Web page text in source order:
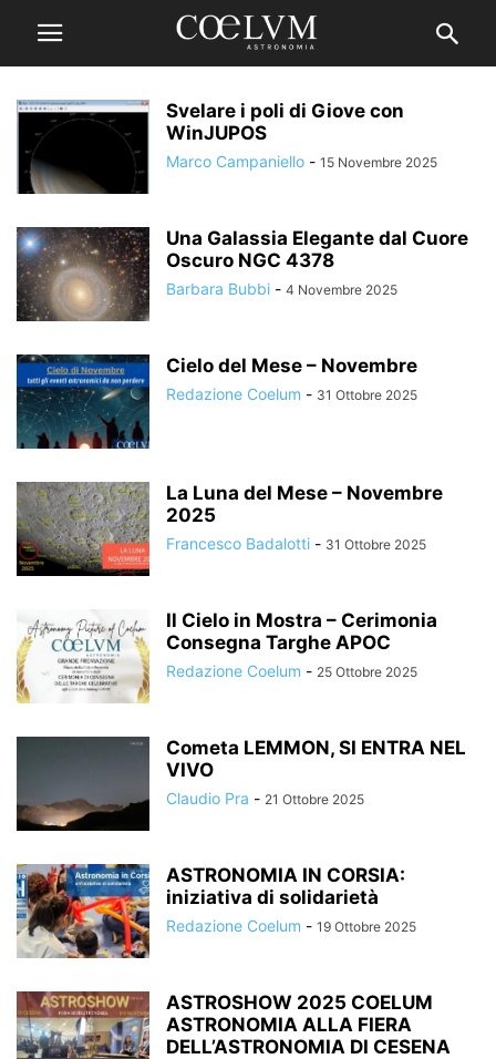
Svelare i poli di Giove con
WinJUPOS
Marco Campaniello - 15 Novembre 2025
Una Galassia Elegante dal Cuore
Oscuro NGC 4378
Barbara Bubbi - 4 Novembre 2025
Cielo del Mese – Novembre
Redazione Coelum - 31 Ottobre 2025
La Luna del Mese – Novembre
2025
Francesco Badalotti - 31 Ottobre 2025
Il Cielo in Mostra – Cerimonia
Consegna Targhe APOC
Redazione Coelum - 25 Ottobre 2025
Cometa LEMMON, SI ENTRA NEL
VIVO
Claudio Pra - 21 Ottobre 2025
ASTRONOMIA IN CORSIA:
iniziativa di solidarietà
Redazione Coelum - 19 Ottobre 2025
ASTROSHOW 2025 COELUM
ASTRONOMIA ALLA FIERA
DELL’ASTRONOMIA DI CESENA